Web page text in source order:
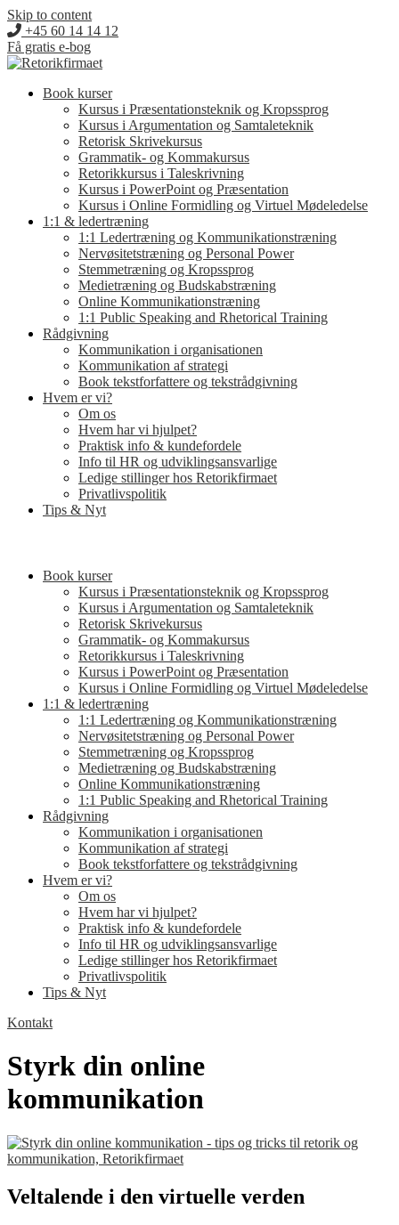
Skip to content
+45 60 14 14 12
Få gratis e-bog
Book kurser
Kursus i Præsentationsteknik og Kropssprog
Kursus i Argumentation og Samtaleteknik
Retorisk Skrivekursus
Grammatik- og Kommakursus
Retorikkursus i Taleskrivning
Kursus i PowerPoint og Præsentation
Kursus i Online Formidling og Virtuel Mødeledelse
1:1 & ledertræning
1:1 Ledertræning og Kommunikationstræning
Nervøsitetstræning og Personal Power
Stemmetræning og Kropssprog
Medietræning og Budskabstræning
Online Kommunikationstræning
1:1 Public Speaking and Rhetorical Training
Rådgivning
Kommunikation i organisationen
Kommunikation af strategi
Book tekstforfattere og tekstrådgivning
Hvem er vi?
Om os
Hvem har vi hjulpet?
Praktisk info & kundefordele
Info til HR og udviklingsansvarlige
Ledige stillinger hos Retorikfirmaet
Privatlivspolitik
Tips & Nyt
Book kurser
Kursus i Præsentationsteknik og Kropssprog
Kursus i Argumentation og Samtaleteknik
Retorisk Skrivekursus
Grammatik- og Kommakursus
Retorikkursus i Taleskrivning
Kursus i PowerPoint og Præsentation
Kursus i Online Formidling og Virtuel Mødeledelse
1:1 & ledertræning
1:1 Ledertræning og Kommunikationstræning
Nervøsitetstræning og Personal Power
Stemmetræning og Kropssprog
Medietræning og Budskabstræning
Online Kommunikationstræning
1:1 Public Speaking and Rhetorical Training
Rådgivning
Kommunikation i organisationen
Kommunikation af strategi
Book tekstforfattere og tekstrådgivning
Hvem er vi?
Om os
Hvem har vi hjulpet?
Praktisk info & kundefordele
Info til HR og udviklingsansvarlige
Ledige stillinger hos Retorikfirmaet
Privatlivspolitik
Tips & Nyt
Kontakt
Styrk din online
kommunikation
Veltalende i den virtuelle verden